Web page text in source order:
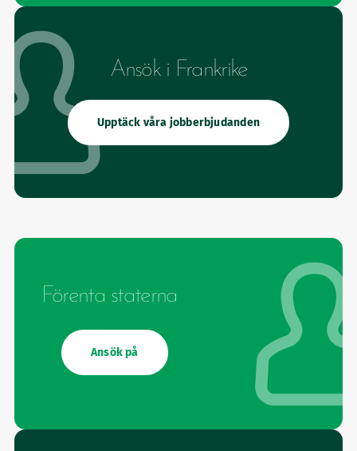
Ansök i Frankrike
Upptäck våra jobberbjudanden
Förenta staterna
Ansök på